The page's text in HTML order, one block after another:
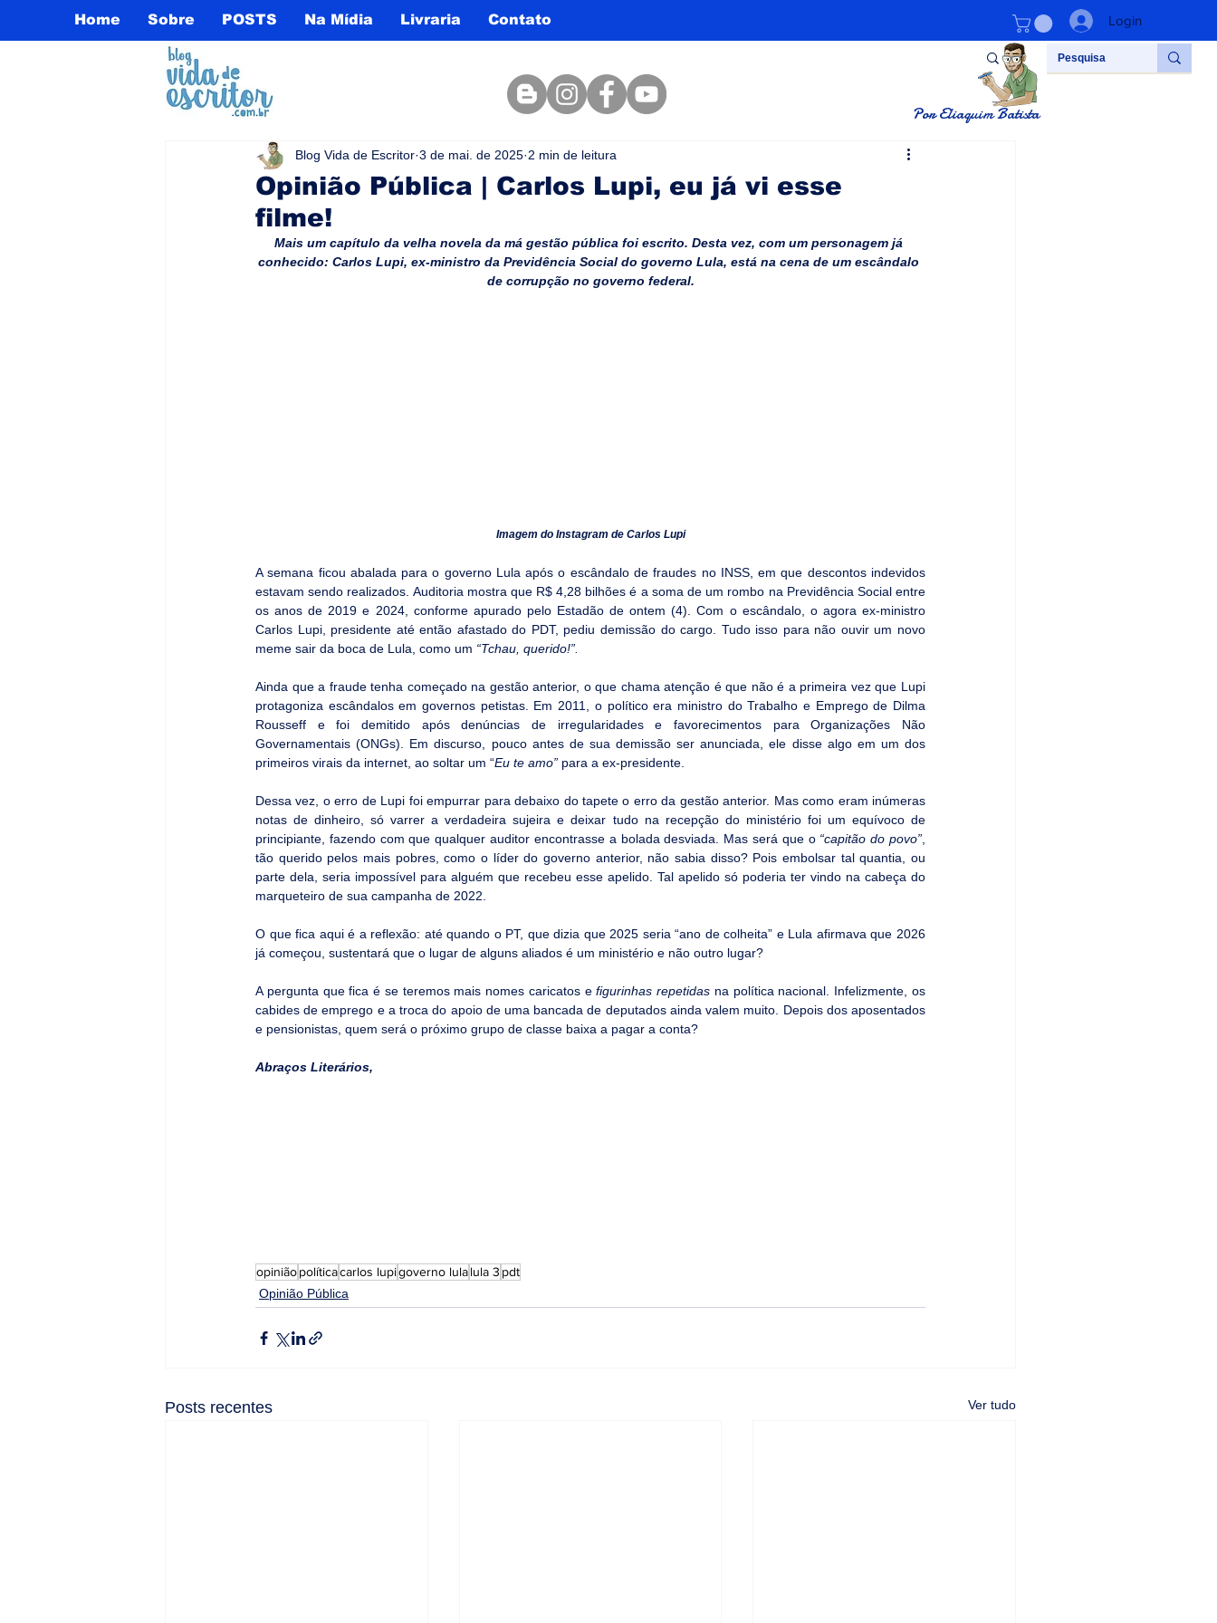
Home Sobre POSTS Na Mídia Livraria Contato Login
Por Eliaquim Batista
Opinião Pública | Carlos Lupi, eu já vi esse
filme!
Blog Vida de Escritor 3 de mai. de 2025 2 min de leitura
Mais um capítulo da velha novela da má gestão pública foi escrito. Desta vez, com um personagem já
conhecido: Carlos Lupi, ex-ministro da Previdência Social do governo Lula, está na cena de um escândalo
de corrupção no governo federal.
Imagem do Instagram de Carlos Lupi
A semana ficou abalada para o governo Lula após o escândalo de fraudes no INSS, em que descontos indevidos
estavam sendo realizados. Auditoria mostra que R$ 4,28 bilhões é a soma de um rombo na Previdência Social entre
os anos de 2019 e 2024, conforme apurado pelo Estadão de ontem (4). Com o escândalo, o agora ex-ministro
Carlos Lupi, presidente até então afastado do PDT, pediu demissão do cargo. Tudo isso para não ouvir um novo
meme sair da boca de Lula, como um “Tchau, querido!”.
Ainda que a fraude tenha começado na gestão anterior, o que chama atenção é que não é a primeira vez que Lupi
protagoniza escândalos em governos petistas. Em 2011, o político era ministro do Trabalho e Emprego de Dilma
Rousseff e foi demitido após denúncias de irregularidades e favorecimentos para Organizações Não
Governamentais (ONGs). Em discurso, pouco antes de sua demissão ser anunciada, ele disse algo em um dos
primeiros virais da internet, ao soltar um “Eu te amo” para a ex-presidente.
Dessa vez, o erro de Lupi foi empurrar para debaixo do tapete o erro da gestão anterior. Mas como eram inúmeras
notas de dinheiro, só varrer a verdadeira sujeira e deixar tudo na recepção do ministério foi um equívoco de
principiante, fazendo com que qualquer auditor encontrasse a bolada desviada. Mas será que o “capitão do povo”,
tão querido pelos mais pobres, como o líder do governo anterior, não sabia disso? Pois embolsar tal quantia, ou
parte dela, seria impossível para alguém que recebeu esse apelido. Tal apelido só poderia ter vindo na cabeça do
marqueteiro de sua campanha de 2022.
O que fica aqui é a reflexão: até quando o PT, que dizia que 2025 seria “ano de colheita” e Lula afirmava que 2026
já começou, sustentará que o lugar de alguns aliados é um ministério e não outro lugar?
A pergunta que fica é se teremos mais nomes caricatos e figurinhas repetidas na política nacional. Infelizmente, os
cabides de emprego e a troca do apoio de uma bancada de deputados ainda valem muito. Depois dos aposentados
e pensionistas, quem será o próximo grupo de classe baixa a pagar a conta?
Abraços Literários,
opiniãopolíticacarlos lupigoverno lulalula 3 pdt
Opinião Pública
Posts recentes Ver tudo